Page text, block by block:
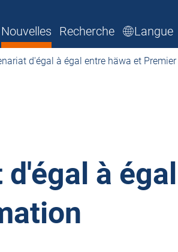
Nouvelles Recherche Langue
d'égal à égal entre häwa et
à